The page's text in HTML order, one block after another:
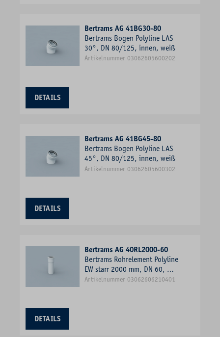
Bertrams AG 41BG30-80
Bertrams Bogen Polyline LAS
30°, DN 80/125, innen, weiß
Artikelnummer 03062605600202
DETAILS
Bertrams AG 41BG45-80
Bertrams Bogen Polyline LAS
45°, DN 80/125, innen, weiß
Artikelnummer 03062605600302
DETAILS
Bertrams AG 40RL2000-60
Bertrams Rohrelement Polyline
EW starr 2000 mm, DN 60, mit
Muffe
Artikelnummer 03062606210401
DETAILS